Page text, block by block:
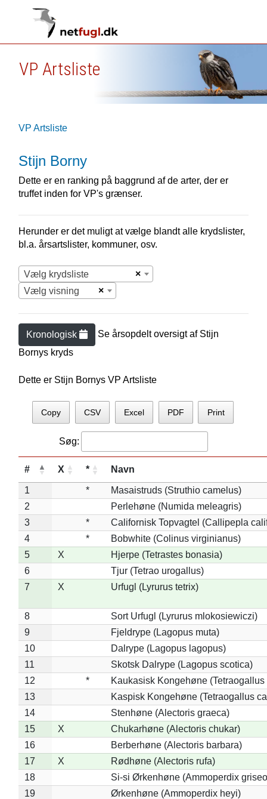
VP Artsliste
VP Artsliste
Stijn Borny
Dette er en ranking på baggrund af de arter, der er
truffet inden for VP's grænser.
Herunder er det muligt at vælge blandt alle krydslister,
bl.a. årsartslister, kommuner, osv.
×
Vælg krydsliste
×
Vælg visning
Kronologisk Se årsopdelt oversigt af Stijn
Bornys kryds
Dette er Stijn Bornys VP Artsliste
Copy CSV Excel PDF Print
Søg:
# X * Navn
1 *
Masaistruds (Struthio camelus)
2
Perlehøne (Numida meleagris)
3
*
Californisk Topvagtel (Callipepla
4
*
Bobwhite (Colinus virginianus)
5
X
Hjerpe (Tetrastes bonasia)
6
Tjur (Tetrao urogallus)
7
X Urfugl (Lyrurus tetrix)
8
Sort Urfugl (Lyrurus mlokosiewiczi)
9
Fjeldrype (Lagopus muta)
10
Dalrype (Lagopus lagopus)
11
Skotsk Dalrype (Lagopus scotica)
12
*
Kaukasisk Kongehøne
13
Kaspisk Kongehøne (Tetraogallus
14
Stenhøne (Alectoris graeca)
15
X
Chukarhøne (Alectoris chukar)
16
Berberhøne (Alectoris barbara)
17
X
Rødhøne (Alectoris rufa)
18
Si-si Ørkenhøne (Ammoperdix
19
Ørkenhøne (Ammoperdix heyi)